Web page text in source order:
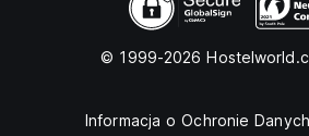
© 1999-2026
Informacja o Ochronie